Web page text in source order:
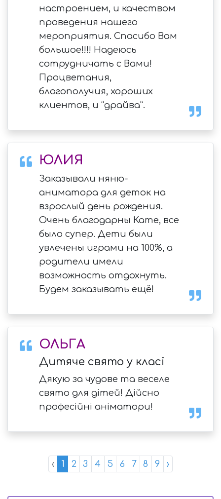
настроением, и качеством
проведения нашего
мероприятия. Спасибо Вам
большое!!!! Надеюсь
сотрудничать с Вами!
Процветания,
благополучия, хороших
клиентов, и “драйва”.
ЮЛИЯ
Заказывали няню-
аниматора для деток на
взрослый день рождения.
Очень благодарны Кате, все
было супер. Дети были
увлечены играми на 100%, а
родители имели
возможность отдохнуть.
Будем заказывать ещё!
ОЛЬГА
Дитяче свято у класі
Дякую за чудове та веселе
свято для дітей! Дійсно
професійні аніматори!
‹ 1 2 3 4 5 6 7 8 9 ›